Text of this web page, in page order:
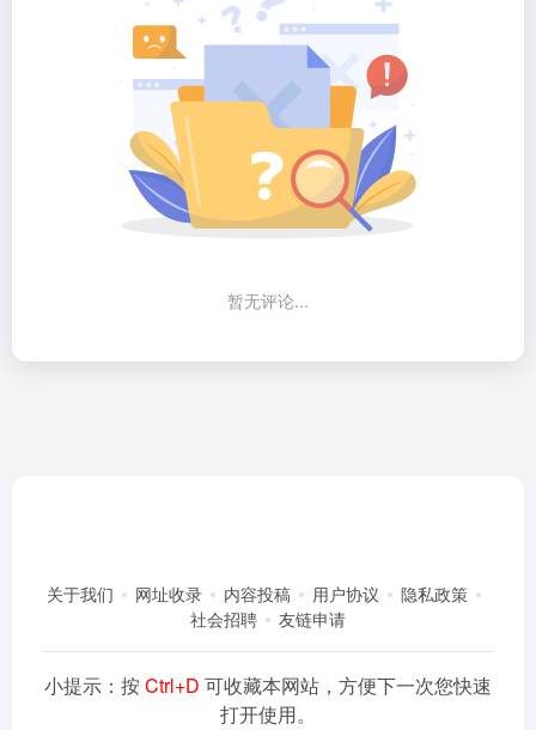
暂无评论...
关于我们 网址收录 内容投稿 用户协议
隐私政策
社会招聘
友链申请
小提示：按Ctrl+D 可收藏本网站，方便下一次您快速
打开使用。